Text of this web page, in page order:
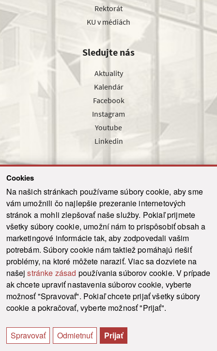
Cookies
Na našich stránkach používame súbory cookie, aby sme
vám umožnili čo najlepšie prezeranie internetových
stránok a mohli zlepšovať naše služby. Pokiaľ prijmete
všetky súbory cookie, umožní nám to prispôsobiť obsah a
marketingové informácie tak, aby zodpovedali vašim
potrebám. Súbory cookie nám taktiež pomáhajú riešiť
problémy, na ktoré môžete naraziť. Viac sa dozviete na
našejstránke zásad používania súborov cookie. V prípade
ak chcete upraviť nastavenia súborov cookie, vyberte
možnosť "Spravovať". Pokiaľ chcete prijať všetky súbory
cookie a pokračovať, vyberte možnosť "Prijať".
Spravovať Odmietnuť Prijať
Rektorát
KU v médiách
Sledujte nás
Aktuality
Kalendár
Facebook
Instagram
Youtube
Linkedin
Odoslať
© 2021-2026 ku.sk. Všetky práva vyhradené. | Ochrana osobných údajov
Vyhlásenie o prístupnosti |
Admin
This site is protected by reCAPTCHA and the Google Privacy Policy and Terms of
Service
apply.